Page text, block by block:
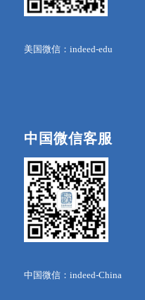
美国微信：indeed-edu
中国微信客服
中国微信：indeed-China